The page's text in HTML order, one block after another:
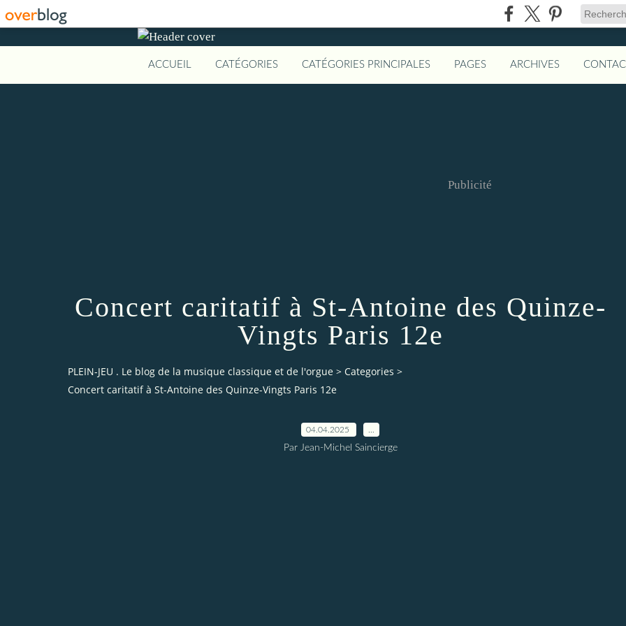
ACCUEIL CATÉGORIES CATÉGORIES PRINCIPALES PAGES ARCHIVES
Publicité
Concert caritatif à St-Antoine des Quinze-
Vingts Paris 12e
PLEIN-JEU . Le blog de la musique classique et de l'orgue > Categories >
Concert caritatif à St-Antoine des Quinze-Vingts Paris 12e
04.04.2025
Par Jean-Michel Saincierge